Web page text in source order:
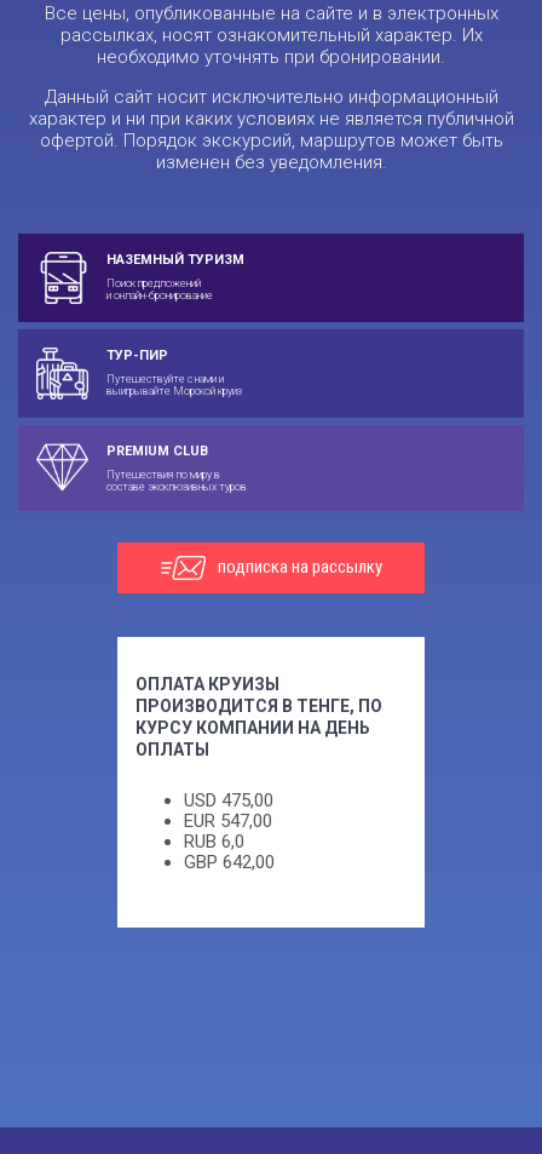
Все цены, опубликованные на сайте и в электронных
рассылках, носят ознакомительный характер. Их
необходимо уточнять при бронировании.
Данный сайт носит исключительно информационный
характер и ни при каких условиях не является публичной
офертой. Порядок экскурсий, маршрутов может быть
изменен без уведомления.
НАЗЕМНЫЙ ТУРИЗМ
Поиск предложений
и онлайн-бронирование
ТУР-ПИР
Путешествуйте с нами и
выигрывайте Морской круиз
PREMIUM CLUB
Путешествия по миру в
составе эксклюзивных туров
подписка на рассылку
ОПЛАТА КРУИЗЫ
ПРОИЗВОДИТСЯ В ТЕНГЕ, ПО
КУРСУ КОМПАНИИ НА ДЕНЬ
ОПЛАТЫ
USD 475,00
EUR 547,00
RUB 6,0
GBP 642,00